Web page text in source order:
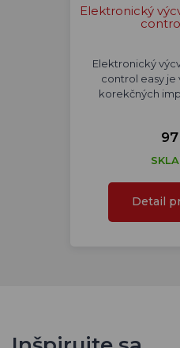
Elektronický
Elektronický
control easy
korekčných
Detail